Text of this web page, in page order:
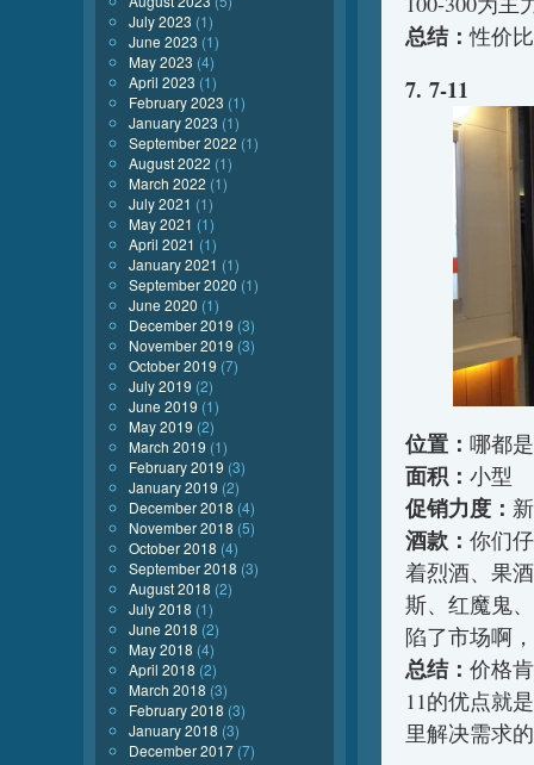
总结：性价
7. 7-11
位置： 哪都是
面积： 小型
促销力度：
酒款： 你们
着烈酒、果
斯、红魔鬼
陷了市场啊
总结： 价格
11的优点就
里解决需求
July 2023 (1)
June 2023 (1)
May 2023 (4)
April 2023 (1)
February 2023 (1)
January 2023 (1)
September 2022 (1)
August 2022 (1)
March 2022 (1)
July 2021 (1)
May 2021 (1)
April 2021 (1)
January 2021 (1)
September 2020 (1)
June 2020 (1)
December 2019 (3)
November 2019 (3)
October 2019 (7)
July 2019 (2)
June 2019 (1)
May 2019 (2)
March 2019 (1)
February 2019 (3)
January 2019 (2)
December 2018 (4)
November 2018 (5)
October 2018 (4)
September 2018 (3)
August 2018 (2)
July 2018 (1)
June 2018 (2)
May 2018 (4)
April 2018 (2)
March 2018 (3)
February 2018 (3)
January 2018 (3)
December 2017 (7)